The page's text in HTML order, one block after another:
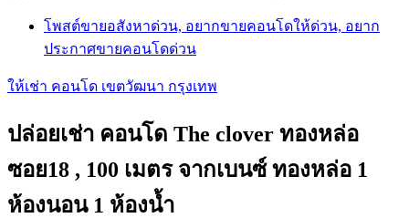
โพสต์ขายอสังหาด่วน, อยากขายคอนโดให้ด่วน, อยาก
ประกาศขายคอนโดด่วน
ให้เช่า คอนโด เขตวัฒนา กรุงเทพ
ปล่อยเช่า คอนโด The clover ทองหล่อ
ซอย18 , 100 เมตร จากเบนซ์ ทองหล่อ 1
ห้องนอน 1 ห้องน้ำ